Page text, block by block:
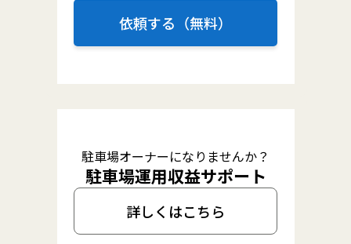
依頼する（無料）
駐車場オーナーになりませんか？
駐車場運用収益サポート
詳しくはこちら